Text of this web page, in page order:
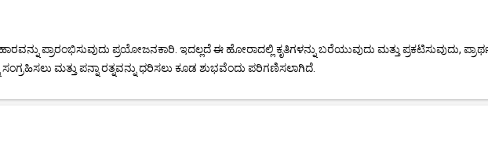
ಪ್ರಾರಂಭಿಸುವುದು ಪ್ರಯೋಜನಕಾರಿ. ಇದಲ್ಲದೆ ಈ ಹೋರಾದಲ್ಲಿ ಕೃತಿಗಳನ್ನು ಬರೆಯುವುದು ಮತ್ತು ಪ್ರಕಟಿಸುವುದು,
ಮತ್ತು ಪನ್ನಾ ರತ್ನವನ್ನು ಧರಿಸಲು ಕೂಡ ಶುಭವೆಂದು ಪರಿಗಣಿಸಲಾಗಿದೆ.